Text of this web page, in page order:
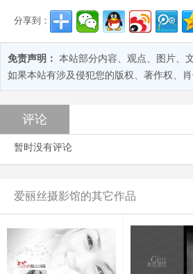
分享到：
免责声明： 本站部分内容、观点、图片、
如果本站有涉及侵犯您的版权、著作权、
评论
暂时没有评论
爱丽丝摄影馆的其它作品